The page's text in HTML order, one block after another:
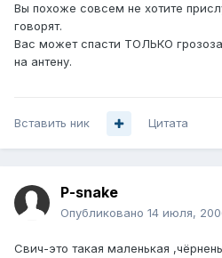
Вы похоже совсем не хотите
говорят.
Вас может спасти ТОЛЬКО
на антену.
Вставить ник Цитата
P-snake
Опубликовано 14 июля,
Свич-это такая маленькая